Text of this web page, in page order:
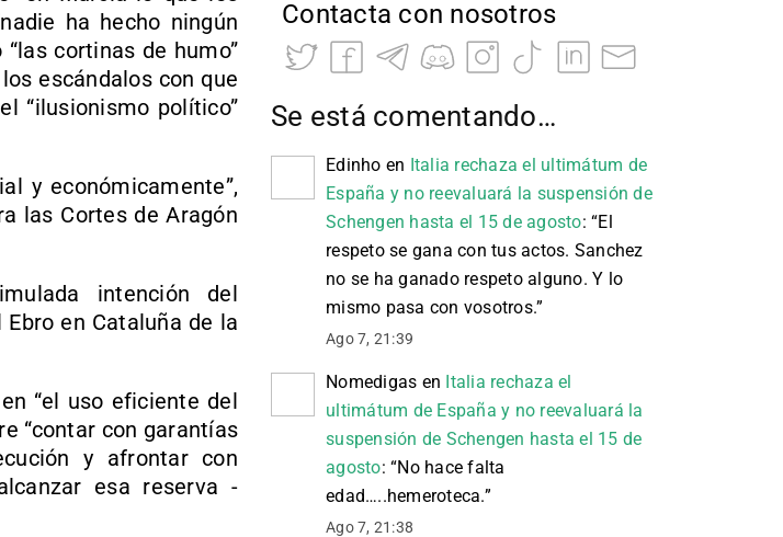
ha hecho ningún
cortinas de humo”
escándalos con que
“ilusionismo político”
y económicamente”,
las Cortes de Aragón
intención del
en Cataluña de la
“el uso eficiente del
“contar con garantías
y afrontar con
esa reserva -
Contacta con nosotros
Se está comentando…
Edinho en Italia rechaza el ultimátum de
España y no reevaluará la suspensión de
Schengen hasta el 15 de agosto: “El
respeto se gana con tus actos. Sanchez
no se ha ganado respeto alguno. Y lo
mismo pasa con vosotros.”
Ago 7, 21:39
Nomedigas en Italia rechaza el
ultimátum de España y no reevaluará la
suspensión de Schengen hasta el 15 de
agosto: “No hace falta
edad…..hemeroteca.”
Ago 7, 21:38